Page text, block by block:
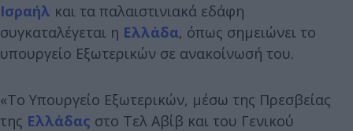
Ισραήλ και τα παλαιστινιακά εδάφη
συγκαταλέγεται η Ελλάδα, όπως σημειώνει το
υπουργείο Εξωτερικών σε ανακοίνωσή του.
«Το Υπουργείο Εξωτερικών, μέσω της Πρεσβείας
της Ελλάδας στο Τελ Αβίβ και του Γενικού